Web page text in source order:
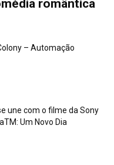
romântica
– Automação
une com o filme da Sony
Um Novo Dia